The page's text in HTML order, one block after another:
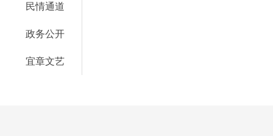
民情通道
政务公开
宜章文艺